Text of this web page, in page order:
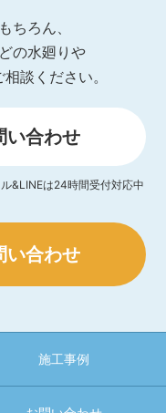
ちろん、
の水廻りや
談ください。
い合わせ
&LINEは24時間受付対応中
い合わせ
施工事例